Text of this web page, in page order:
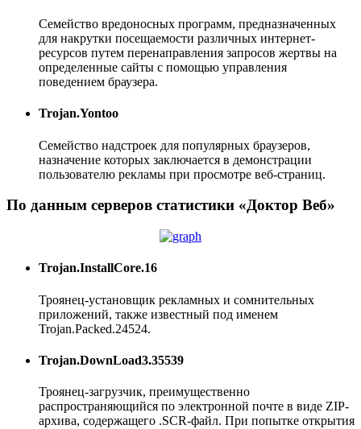
Семейство вредоносных программ, предназначенных
для накрутки посещаемости различных интернет-
ресурсов путем перенаправления запросов жертвы на
определенные сайты с помощью управления
поведением браузера.
Trojan.Yontoo
Семейство надстроек для популярных браузеров,
назначение которых заключается в демонстрации
пользователю рекламы при просмотре веб-страниц.
По данным серверов статистики «Доктор Веб»
Trojan.InstallCore.16
Троянец-установщик рекламных и сомнительных
приложений, также известный под именем
Trojan.Packed.24524.
Trojan.DownLoad3.35539
Троянец-загрузчик, преимущественно
распространяющийся по электронной почте в виде ZIP-
архива, содержащего .SCR-файл. При попытке открытия